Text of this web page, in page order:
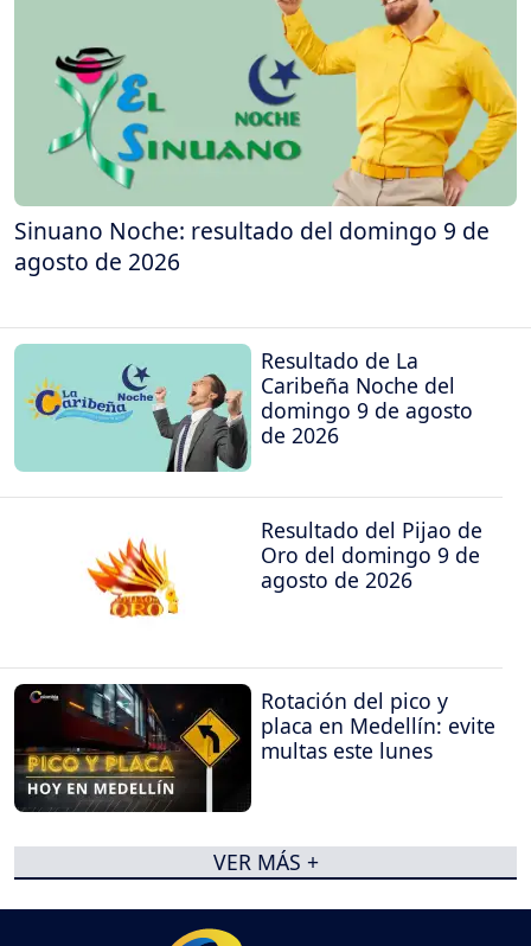
Sinuano Noche: resultado del domingo 9 de
agosto de 2026
Resultado de La
Caribeña Noche del
domingo 9 de agosto
de 2026
Resultado del Pijao de
Oro del domingo 9 de
agosto de 2026
Rotación del pico y
placa en Medellín: evite
multas este lunes
VER MÁS +